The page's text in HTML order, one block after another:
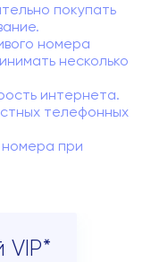
покупать
номера
несколько
интернета.
телефонных
при
VIP*